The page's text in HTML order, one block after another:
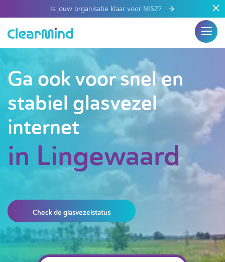
Is jouw organisatie klaar voor NIS2?
Ga ook voor snel en
stabiel glasvezel
internet
in Lingewaard
Check de glasvezelstatus